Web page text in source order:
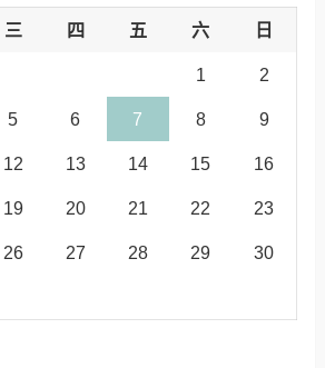
三 四 五 六 日
1 2
5 6 7 8 9
12 13 14 15 16
19 20 21 22 23
26 27 28 29 30